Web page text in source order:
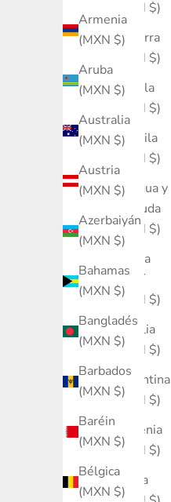
Armenia
(MXN $)
Aruba
(MXN $)
Australia
(MXN $)
Austria
(MXN $)
Azerbaiyán
(MXN $)
Bahamas
(MXN $)
Bangladés
(MXN $)
Barbados
(MXN $)
Baréin
(MXN $)
Bélgica
(MXN $)
(MXN $)
Andorra
(MXN $)
Angola
(MXN $)
Anguila
(MXN $)
Antigua y
Barbuda
(MXN $)
Arabia
Saudí
(MXN $)
Argelia
(MXN $)
Argentina
(MXN $)
Armenia
(MXN $)
Aruba